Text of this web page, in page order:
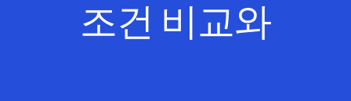
조건 비교와